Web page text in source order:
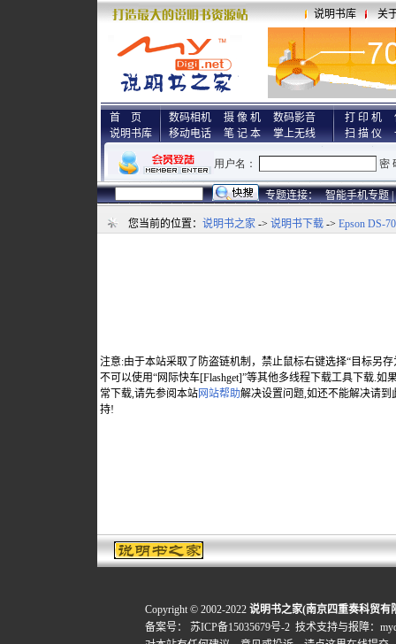
说明书库 关
首 页
说明书库
数码相机 摄 像 机
数码影音
移动电话
笔 记 本 掌上无线
打 印 机
扫 描 仪
专题连接： 智能手机专题 |
您当前的位置： 说明书之家 -> 说明书下载 -> Epson DS-
注意:由于本站采取了防盗链机制，禁止鼠标右键选择“目标另
不可以使用“网际快车[Flashget]”等其他多线程下载工具下载.如
常下载,请先参阅本站网站帮助解决设置问题,如还不能解决请到
持!
Copyright © 2002-2022 说明书之家(南京四重奏科贸有
备案号：
苏ICP备15035679号-2 技术支持与报障：